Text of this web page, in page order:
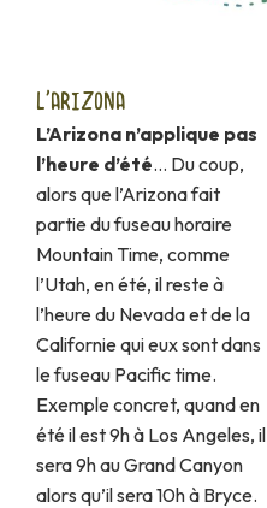
L'ARIZONA
L’Arizona n’applique pas
l’heure d’été… Du coup,
alors que l’Arizona fait
partie du fuseau horaire
Mountain Time, comme
l’Utah, en été, il reste à
l’heure du Nevada et de la
Californie qui eux sont dans
le fuseau Pacific time.
Exemple concret, quand en
été il est 9h à Los Angeles, il
sera 9h au Grand Canyon
alors qu’il sera 10h à Bryce.